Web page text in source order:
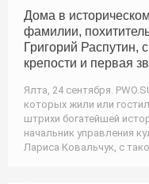
Дома в
фамилии,
Григорий Распутин,
крепости и первая
Ялта, 24 сентября.
которых жили или
штрихи богатейшей
начальник управления
Лариса Ковальчук, с